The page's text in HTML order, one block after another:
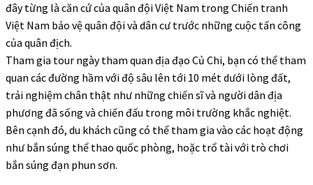
đây từng là căn cứ của quân đội Việt Nam trong Chiến tranh
Việt Nam bảo vệ quân đội và dân cư trước những cuộc tấn công
của quân địch.
Tham gia tour ngày tham quan địa đạo Củ Chi, bạn có thể tham
quan các đường hầm với độ sâu lên tới 10 mét dưới lòng đất,
trải nghiệm chân thật như những chiến sĩ và người dân địa
phương đã sống và chiến đấu trong môi trường khắc nghiệt.
Bên cạnh đó, du khách cũng có thể tham gia vào các hoạt động
như bắn súng thể thao quốc phòng, hoặc trổ tài với trò chơi
bắn súng đạn phun sơn.